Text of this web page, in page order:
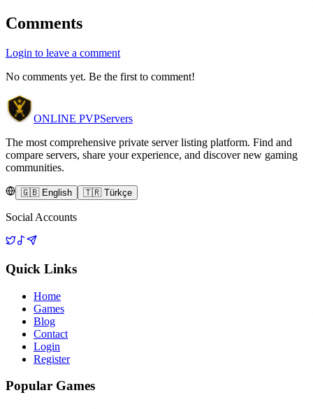
Comments
Login to leave a comment
No comments yet. Be the first to comment!
ONLINE PVPServers
The most comprehensive private server listing platform. Find and
compare servers, share your experience, and discover new gaming
communities.
🇬🇧 English 🇹🇷 Türkçe
Social Accounts
Quick Links
Home
Games
Blog
Contact
Login
Register
Popular Games